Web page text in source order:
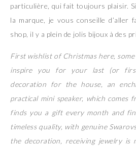
particulière, qui fait toujours plaisir.
la marque, je vous conseille
shop, il y a plein de jolis bijoux à des
First wishlist of Christmas here,
inspire you for your last (or
decoration for the house, an
practical mini speaker, which comes
finds you a gift every month and
timeless quality, with genuine
the decoration, receiving jewelry is